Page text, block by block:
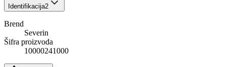
Identifikacija2
Brend
Severin
Šifra proizvoda
10000241000